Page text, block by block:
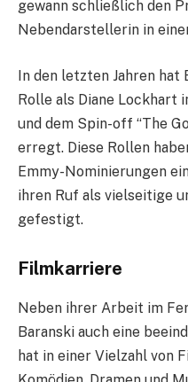
gewann schließlich den
Nebendarstellerin in
In den letzten Jahren hat
Rolle als Diane Lockhart
und dem Spin-off “The
erregt. Diese Rollen
Emmy-Nominierungen
ihren Ruf als vielseitige
gefestigt.
Filmkarriere
Neben ihrer Arbeit im
Baranski auch eine
hat in einer Vielzahl von